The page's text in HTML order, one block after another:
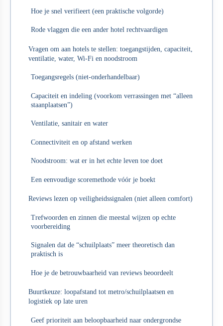
Hoe je snel verifieert (een praktische volgorde)
Rode vlaggen die een ander hotel rechtvaardigen
Vragen om aan hotels te stellen: toegangstijden, capaciteit,
ventilatie, water, Wi‑Fi en noodstroom
Toegangsregels (niet-onderhandelbaar)
Capaciteit en indeling (voorkom verrassingen met “alleen
staanplaatsen”)
Ventilatie, sanitair en water
Connectiviteit en op afstand werken
Noodstroom: wat er in het echte leven toe doet
Een eenvoudige scoremethode vóór je boekt
Reviews lezen op veiligheidssignalen (niet alleen comfort)
Trefwoorden en zinnen die meestal wijzen op echte
voorbereiding
Signalen dat de “schuilplaats” meer theoretisch dan
praktisch is
Hoe je de betrouwbaarheid van reviews beoordeelt
Buurtkeuze: loopafstand tot metro/schuilplaatsen en
logistiek op late uren
Geef prioriteit aan beloopbaarheid naar ondergrondse